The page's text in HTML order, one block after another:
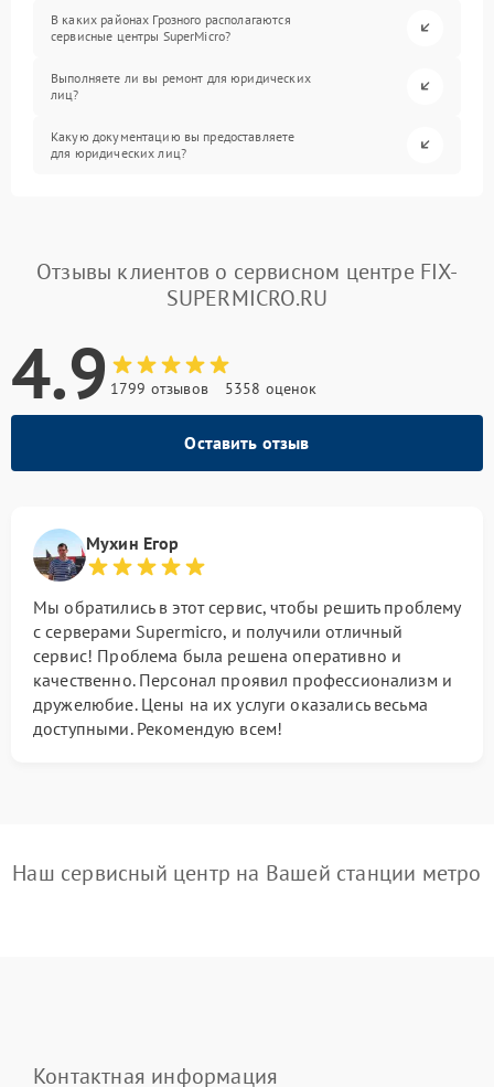
В каких районах Грозного располагаются
сервисные центры SuperMicro?
Выполняете ли вы ремонт для юридических
лиц?
Какую документацию вы предоставляете
для юридических лиц?
Отзывы клиентов о сервисном центре FIX-
SUPERMICRO.RU
4.9 1799 отзывов 5358 оценок
Оставить отзыв
Мухин Егор
Мы обратились в этот сервис, чтобы решить проблему
с серверами Supermicro, и получили отличный
сервис! Проблема была решена оперативно и
качественно. Персонал проявил профессионализм и
дружелюбие. Цены на их услуги оказались весьма
доступными. Рекомендую всем!
Наш сервисный центр на Вашей станции метро
Контактная информация